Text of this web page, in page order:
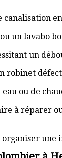
canalisation
un lavabo
un
robinet
ou de
à réparer
une